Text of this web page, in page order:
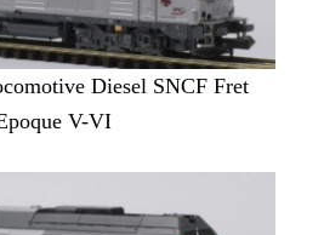
Diesel SNCF Fret
V-VI